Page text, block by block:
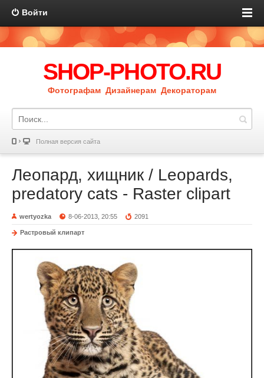
Войти
SHOP-PHOTO.RU
Фотографам Дизайнерам Декораторам
Полная версия сайта
Леопард, хищник / Leopards,
predatory cats - Raster clipart
wertyozka 8-06-2013, 20:55 2091
Растровый клипарт